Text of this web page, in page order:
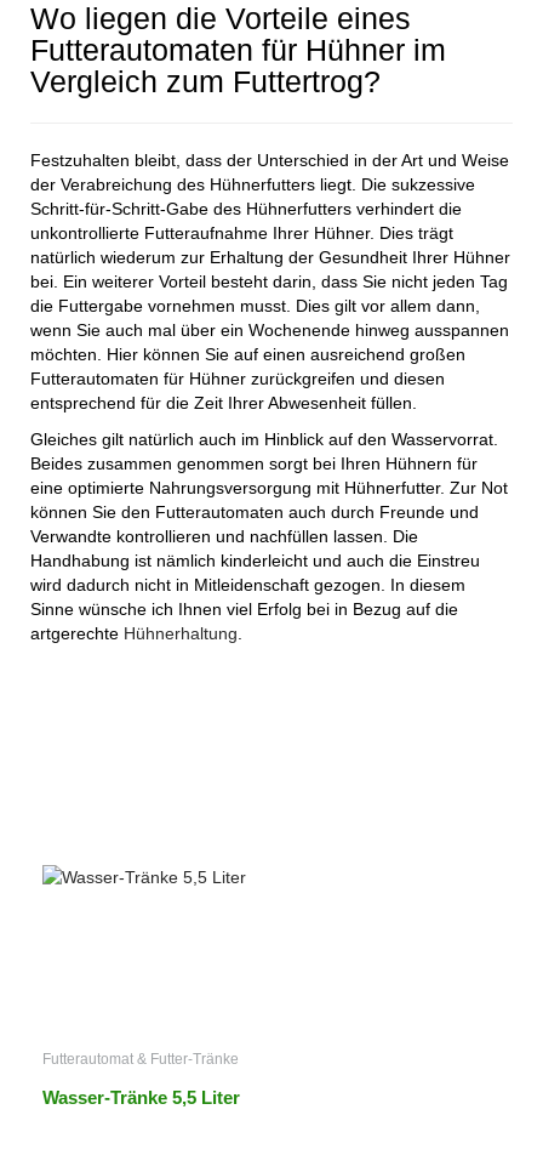
Wo liegen die Vorteile eines
Futterautomaten für Hühner im
Vergleich zum Futtertrog?
Festzuhalten bleibt, dass der Unterschied in der Art und Weise
der Verabreichung des Hühnerfutters liegt. Die sukzessive
Schritt-für-Schritt-Gabe des Hühnerfutters verhindert die
unkontrollierte Futteraufnahme Ihrer Hühner. Dies trägt
natürlich wiederum zur Erhaltung der Gesundheit Ihrer Hühner
bei. Ein weiterer Vorteil besteht darin, dass Sie nicht jeden Tag
die Futtergabe vornehmen musst. Dies gilt vor allem dann,
wenn Sie auch mal über ein Wochenende hinweg ausspannen
möchten. Hier können Sie auf einen ausreichend großen
Futterautomaten für Hühner zurückgreifen und diesen
entsprechend für die Zeit Ihrer Abwesenheit füllen.
Gleiches gilt natürlich auch im Hinblick auf den Wasservorrat.
Beides zusammen genommen sorgt bei Ihren Hühnern für
eine optimierte Nahrungsversorgung mit Hühnerfutter. Zur Not
können Sie den Futterautomaten auch durch Freunde und
Verwandte kontrollieren und nachfüllen lassen. Die
Handhabung ist nämlich kinderleicht und auch die Einstreu
wird dadurch nicht in Mitleidenschaft gezogen. In diesem
Sinne wünsche ich Ihnen viel Erfolg bei in Bezug auf die
artgerechte Hühnerhaltung
Futterautomat & Futter-Tränke
Wasser-Tränke 5,5 Liter